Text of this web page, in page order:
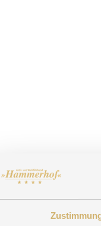
zur Erholung